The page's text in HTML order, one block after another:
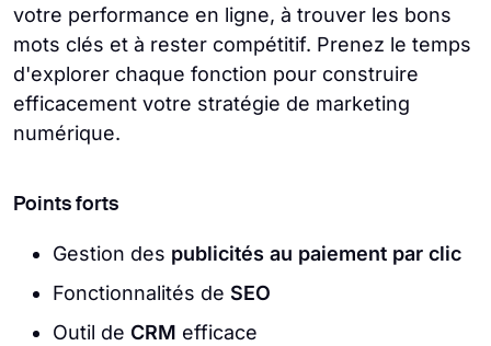
votre performance en ligne, à trouver les bons
mots clés et à rester compétitif. Prenez le temps
d'explorer chaque fonction pour construire
efficacement votre stratégie de marketing
numérique.
Points forts
Gestion des publicités au paiement par clic
Fonctionnalités de SEO
Outil de CRM efficace